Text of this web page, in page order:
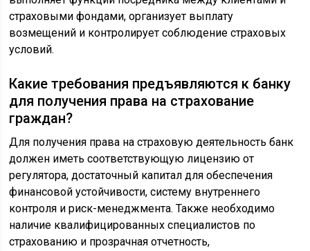
страховыми фондами, организует выплату
возмещений и контролирует соблюдение страховых
условий.
Какие требования предъявляются к банку
для получения права на страхование
граждан?
Для получения права на страховую деятельность банк
должен иметь соответствующую лицензию от
регулятора, достаточный капитал для обеспечения
финансовой устойчивости, систему внутреннего
контроля и риск-менеджмента. Также необходимо
наличие квалифицированных специалистов по
страхованию и прозрачная отчетность,